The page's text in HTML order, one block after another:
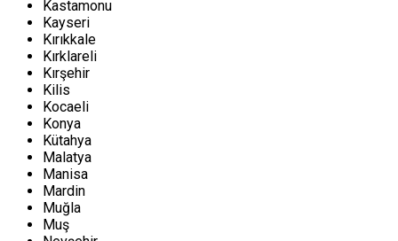
Kastamonu
Kayseri
Kırıkkale
Kırklareli
Kırşehir
Kilis
Kocaeli
Konya
Kütahya
Malatya
Manisa
Mardin
Muğla
Muş